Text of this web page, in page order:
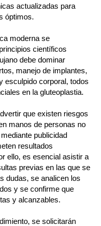
actualizadas para
óptimos.
moderna se
científicos
debe dominar
manejo de implantes,
esculpido corporal, todos
en la gluteoplastia.
que existen riesgos
manos de personas no
publicidad
resultados
ello, es esencial asistir a
previas en las que se
dudas, se analicen los
y se confirme que
y alcanzables.
se solicitarán